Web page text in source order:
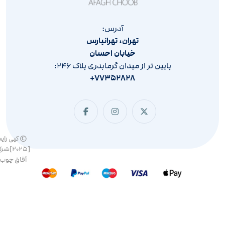
آدرس:
تهران، تهرانپارس
خیابان احسان
پایین تر از میدان گرمابدری پلاک ۲۴۶:
۷۷۳۵۲۸۲۸+
© کپی
آفاق